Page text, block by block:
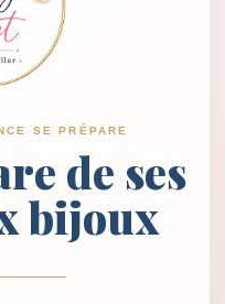
SE PRÉPARE
de ses
bijoux